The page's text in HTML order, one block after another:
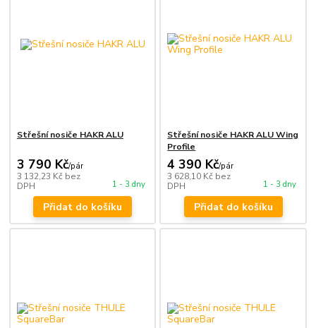
Střešní nosiče HAKR ALU
3 790 Kč/pár
3 132,23 Kč bez
DPH
1 - 3 dny
Přidat do košíku
Střešní nosiče HAKR ALU Wing
Profile
4 390 Kč/pár
3 628,10 Kč bez
DPH
1 - 3 dny
Přidat do košíku